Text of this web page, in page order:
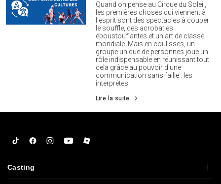
Quand on pense au Cirque du Soleil,
les premières choses qui viennent à
l'esprit sont des spectacles à couper
le souffle, des acrobaties
époustouflantes et un art de classe
mondiale. Mais en coulisses, un
groupe unique de personnes joue un
rôle indispensable en réunissant tout
cela grâce au pouvoir d'une
communication sans faille : les
interprètes.
Lire la suite
TiktokFacebookInstagram
YouTubeRoblox
Casting